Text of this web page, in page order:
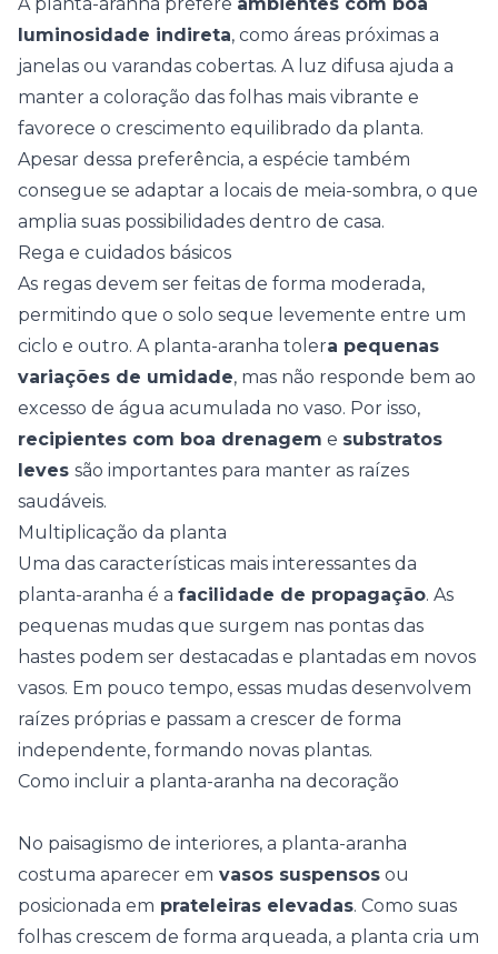
luminosidade indireta, como áreas próximas a
janelas ou varandas cobertas. A luz difusa ajuda a
manter a coloração das folhas mais vibrante e
favorece o crescimento equilibrado da planta.
Apesar dessa preferência, a espécie também
consegue se adaptar a locais de meia-sombra, o que
amplia suas possibilidades dentro de casa.
Rega e cuidados básicos
As regas devem ser feitas de forma moderada,
permitindo que o solo seque levemente entre um
ciclo e outro. A planta-aranha tolera pequenas
variações de umidade, mas não responde bem ao
excesso de água acumulada no vaso. Por isso,
recipientes com boa drenagem e substratos
leves são importantes para manter as raízes
saudáveis.
Multiplicação da planta
Uma das características mais interessantes da
planta-aranha é a facilidade de propagação. As
pequenas mudas que surgem nas pontas das
hastes podem ser destacadas e plantadas em novos
vasos. Em pouco tempo, essas mudas desenvolvem
raízes próprias e passam a crescer de forma
independente, formando novas plantas.
Como incluir a planta-aranha na decoração
No paisagismo de interiores, a planta-aranha
costuma aparecer em vasos suspensos ou
posicionada em prateleiras elevadas. Como suas
folhas crescem de forma arqueada, a planta cria um